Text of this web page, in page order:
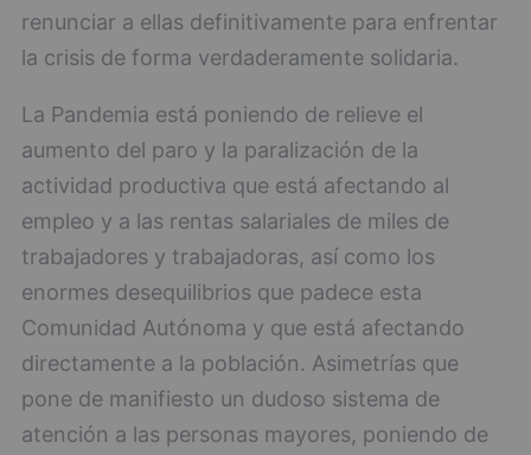
renunciar a ellas definitivamente para enfrentar
la crisis de forma verdaderamente solidaria.
La Pandemia está poniendo de relieve el
aumento del paro y la paralización de la
actividad productiva que está afectando al
empleo y a las rentas salariales de miles de
trabajadores y trabajadoras, así como los
enormes desequilibrios que padece esta
Comunidad Autónoma y que está afectando
directamente a la población. Asimetrías que
pone de manifiesto un dudoso sistema de
atención a las personas mayores, poniendo de